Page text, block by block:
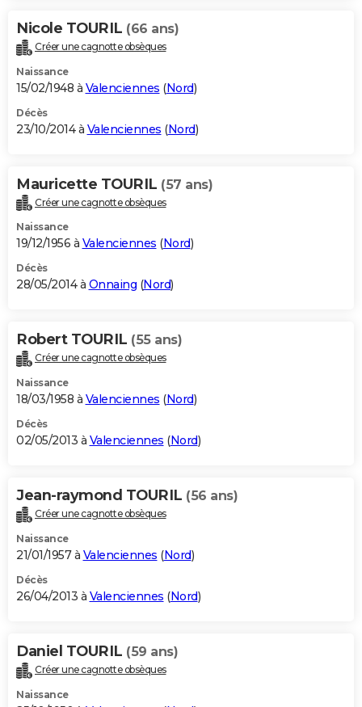
Nicole TOURIL (66 ans)
Créer une cagnotte obsèques
Naissance
15/02/1948 à Valenciennes (Nord)
Décès
23/10/2014 à Valenciennes (Nord)
Mauricette TOURIL (57 ans)
Créer une cagnotte obsèques
Naissance
19/12/1956 à Valenciennes (Nord)
Décès
28/05/2014 à Onnaing (Nord)
Robert TOURIL (55 ans)
Créer une cagnotte obsèques
Naissance
18/03/1958 à Valenciennes (Nord)
Décès
02/05/2013 à Valenciennes (Nord)
Jean-raymond TOURIL (56 ans)
Créer une cagnotte obsèques
Naissance
21/01/1957 à Valenciennes (Nord)
Décès
26/04/2013 à Valenciennes (Nord)
Daniel TOURIL (59 ans)
Créer une cagnotte obsèques
Naissance